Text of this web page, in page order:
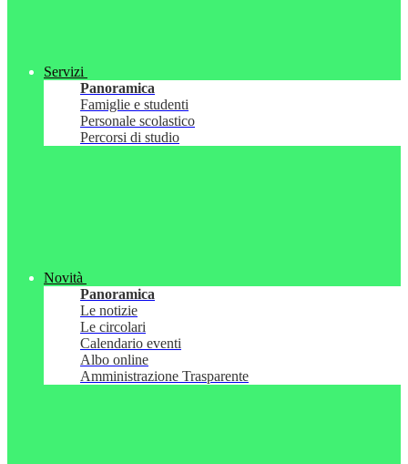
Servizi
Panoramica
Famiglie e studenti
Personale scolastico
Percorsi di studio
Novità
Panoramica
Le notizie
Le circolari
Calendario eventi
Albo online
Amministrazione Trasparente